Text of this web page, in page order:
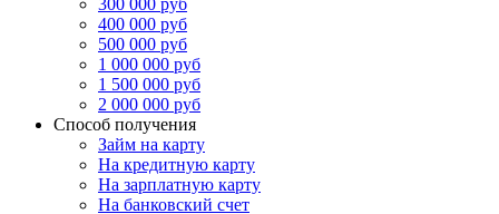
300 000 руб
400 000 руб
500 000 руб
1 000 000 руб
1 500 000 руб
2 000 000 руб
Способ получения
Займ на карту
На кредитную карту
На зарплатную карту
На банковский счет